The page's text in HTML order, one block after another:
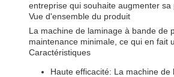
entreprise qui souhaite augmenter sa
Vue d'ensemble du produit
La machine de laminage à bande de
maintenance minimale, ce qui en fait
Caractéristiques
Haute efficacité: La machine